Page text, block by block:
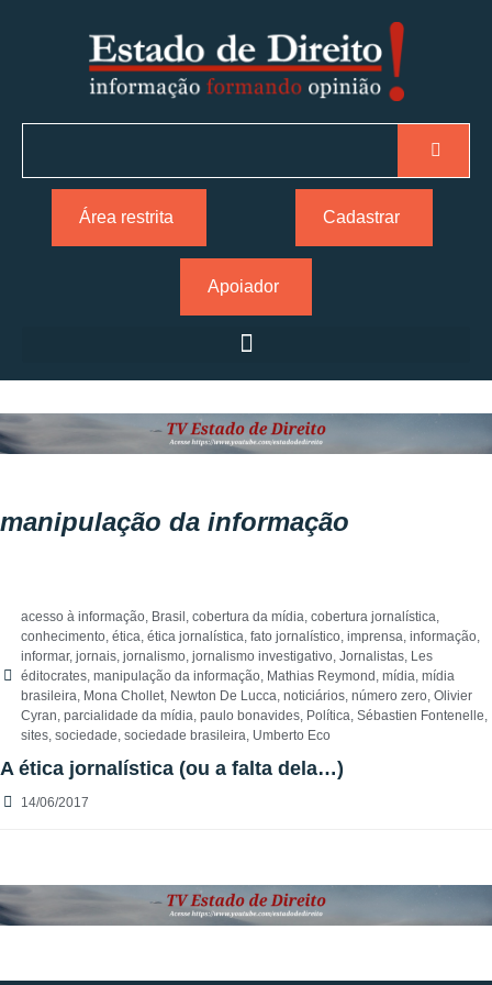
Área restrita Cadastrar
Apoiador
manipulação da informação
acesso à informação, Brasil , cobertura da mídia, cobertura jornalística,
conhecimento, ética, ética jornalística, fato jornalístico, imprensa, informação,
informar, jornais, jornalismo, jornalismo investigativo, Jornalistas, Les
éditocrates, manipulação da informação, Mathias Reymond , mídia, mídia
brasileira, Mona Chollet, Newton De Lucca, noticiários, número zero, Olivier
Cyran, parcialidade da mídia, paulo bonavides, Política, Sébastien Fontenelle,
sites, sociedade, sociedade brasileira, Umberto Eco
A ética jornalística (ou a falta dela…)
14/06/2017